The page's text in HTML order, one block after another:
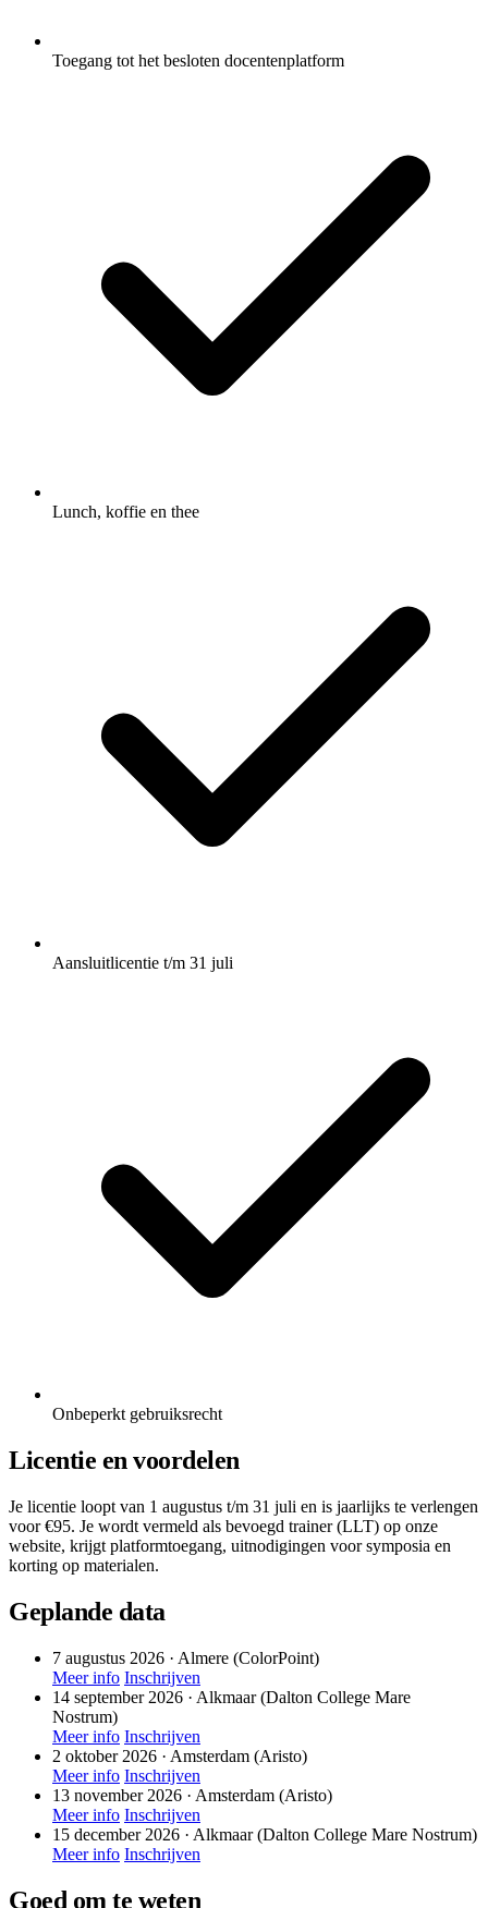
Toegang tot het besloten docentenplatform
Lunch, koffie en thee
Aansluitlicentie t/m 31 juli
Onbeperkt gebruiksrecht
Licentie en voordelen
Je licentie loopt van 1 augustus t/m 31 juli en is jaarlijks te verlengen
voor €95. Je wordt vermeld als bevoegd trainer (LLT) op onze
website, krijgt platformtoegang, uitnodigingen voor symposia en
korting op materialen.
Geplande data
7 augustus 2026 · Almere (ColorPoint)
Meer info Inschrijven
14 september 2026 · Alkmaar (Dalton College Mare
Nostrum)
Meer info Inschrijven
2 oktober 2026 · Amsterdam (Aristo)
Meer info Inschrijven
13 november 2026 · Amsterdam (Aristo)
Meer info Inschrijven
15 december 2026 · Alkmaar (Dalton College Mare Nostrum)
Meer info Inschrijven
Goed om te weten